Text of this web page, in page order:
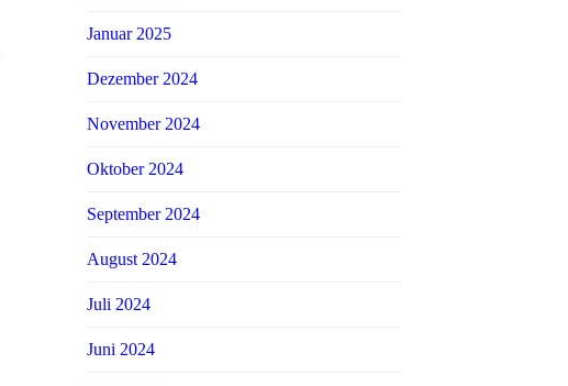
Januar 2025
Dezember 2024
November 2024
Oktober 2024
September 2024
August 2024
Juli 2024
Juni 2024